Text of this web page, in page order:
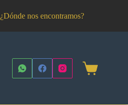
¿Dónde nos encontramos?
Shopping